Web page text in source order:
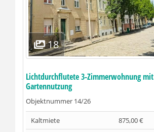
18
Lichtdurchflutete 3-Zimmerwohnung mit
Gartennutzung
Objektnummer 14/26
Kaltmiete
875,00 €